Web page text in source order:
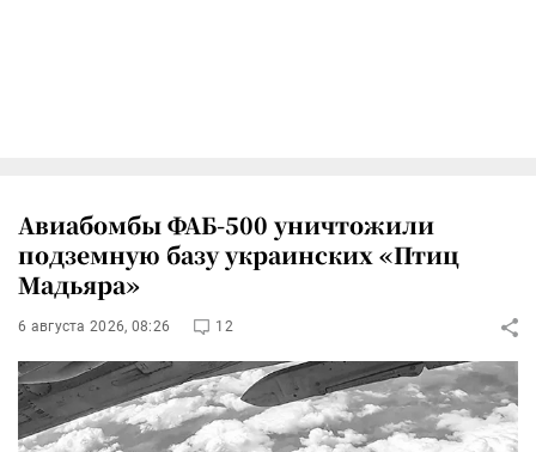
Авиабомбы ФАБ-500 уничтожили
подземную базу украинских «Птиц
Мадьяра»
6 августа 2026, 08:26 12